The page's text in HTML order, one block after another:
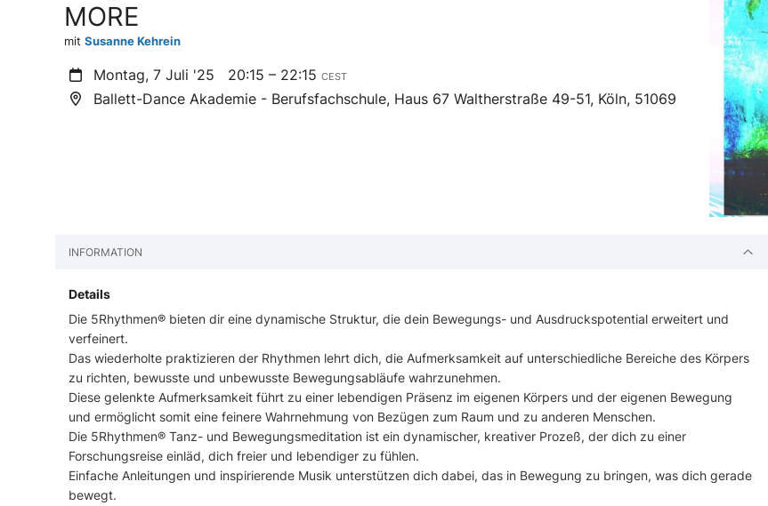
MORE
mit Susanne Kehrein
Montag, 7 Juli '25 20:15 – 22:15CEST
Ballett-Dance Akademie - Berufsfachschule, Haus 67 Waltherstraße 49-51, Köln, 51069
INFORMATION
Details
Die 5Rhythmen® bieten dir eine dynamische Struktur, die dein Bewegungs- und Ausdruckspotential erweitert und
verfeinert.
Das wiederholte praktizieren der Rhythmen lehrt dich, die Aufmerksamkeit auf unterschiedliche Bereiche des Körpers
zu richten, bewusste und unbewusste Bewegungsabläufe wahrzunehmen.
Diese gelenkte Aufmerksamkeit führt zu einer lebendigen Präsenz im eigenen Körpers und der eigenen Bewegung
und ermöglicht somit eine feinere Wahrnehmung von Bezügen zum Raum und zu anderen Menschen.
Die 5Rhythmen® Tanz- und Bewegungsmeditation ist ein dynamischer, kreativer Prozeß, der dich zu einer
Forschungsreise einläd, dich freier und lebendiger zu fühlen.
Einfache Anleitungen und inspirierende Musik unterstützen dich dabei, das in Bewegung zu bringen, was dich gerade
bewegt.